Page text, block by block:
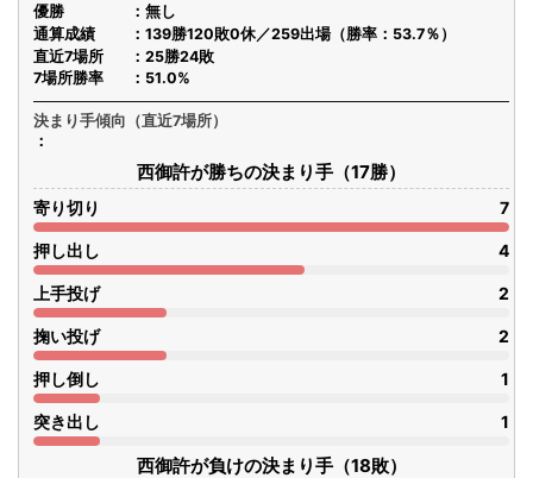
優勝
無し
通算成績
139勝120敗0休／259出場（勝率：53.7％）
直近7場所
25勝24敗
7場所勝率
51.0%
決まり手傾向（直近7場所）
西御許が勝ちの決まり手（17勝）
寄り切り 7
押し出し 4
上手投げ 2
掬い投げ 2
押し倒し 1
突き出し 1
西御許が負けの決まり手（18敗）